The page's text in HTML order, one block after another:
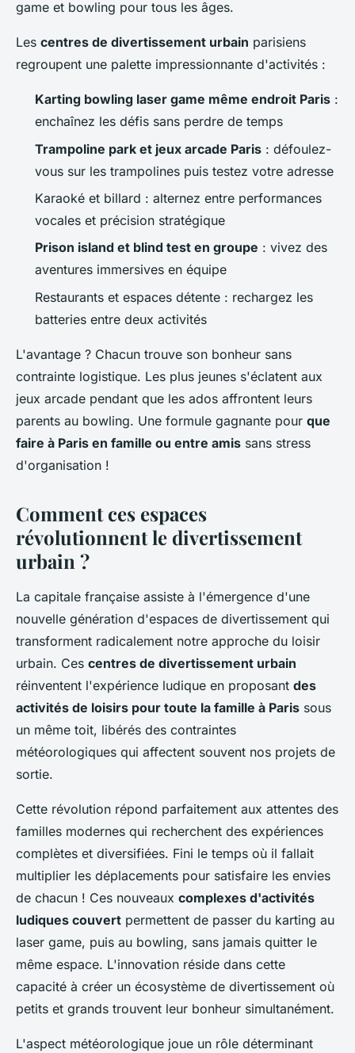
game et bowling pour tous les âges.
Les centres de divertissement urbain parisiens
regroupent une palette impressionnante d'activités :
Karting bowling laser game même endroit Paris :
enchaînez les défis sans perdre de temps
Trampoline park et jeux arcade Paris : défoulez-
vous sur les trampolines puis testez votre adresse
Karaoké et billard : alternez entre performances
vocales et précision stratégique
Prison island et blind test en groupe : vivez des
aventures immersives en équipe
Restaurants et espaces détente : rechargez les
batteries entre deux activités
L'avantage ? Chacun trouve son bonheur sans
contrainte logistique. Les plus jeunes s'éclatent aux
jeux arcade pendant que les ados affrontent leurs
parents au bowling. Une formule gagnante pour que
faire à Paris en famille ou entre amis sans stress
d'organisation !
Comment ces espaces
révolutionnent le divertissement
urbain ?
La capitale française assiste à l'émergence d'une
nouvelle génération d'espaces de divertissement qui
transforment radicalement notre approche du loisir
urbain. Ces centres de divertissement urbain
réinventent l'expérience ludique en proposant des
activités de loisirs pour toute la famille à Paris sous
un même toit, libérés des contraintes
météorologiques qui affectent souvent nos projets de
sortie.
Cette révolution répond parfaitement aux attentes des
familles modernes qui recherchent des expériences
complètes et diversifiées. Fini le temps où il fallait
multiplier les déplacements pour satisfaire les envies
de chacun ! Ces nouveaux complexes d'activités
ludiques couvert permettent de passer du karting au
laser game, puis au bowling, sans jamais quitter le
même espace. L'innovation réside dans cette
capacité à créer un écosystème de divertissement où
petits et grands trouvent leur bonheur simultanément.
L'aspect météorologique joue un rôle déterminant